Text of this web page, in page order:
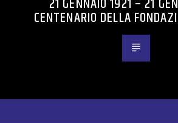
CENTENARIO DELLA